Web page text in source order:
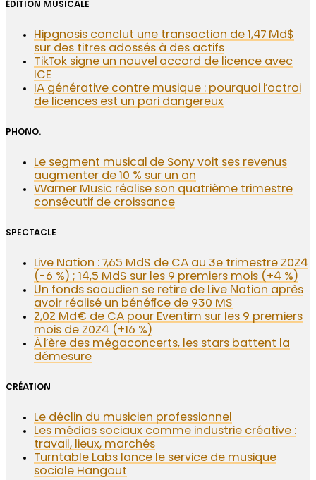
ÉDITION MUSICALE
Hipgnosis conclut une transaction de 1,47 Md$
sur des titres adossés à des actifs
TikTok signe un nouvel accord de licence avec
ICE
IA générative contre musique : pourquoi l’octroi
de licences est un pari dangereux
PHONO.
Le segment musical de Sony voit ses revenus
augmenter de 10 % sur un an
Warner Music réalise son quatrième trimestre
consécutif de croissance
SPECTACLE
Live Nation : 7,65 Md$ de CA au 3e trimestre 2024
(-6 %) ; 14,5 Md$ sur les 9 premiers mois (+4 %)
Un fonds saoudien se retire de Live Nation après
avoir réalisé un bénéfice de 930 M$
2,02 Md€ de CA pour Eventim sur les 9 premiers
mois de 2024 (+16 %)
À l’ère des mégaconcerts, les stars battent la
démesure
CRÉATION
Le déclin du musicien professionnel
Les médias sociaux comme industrie créative :
travail, lieux, marchés
Turntable Labs lance le service de musique
sociale Hangout